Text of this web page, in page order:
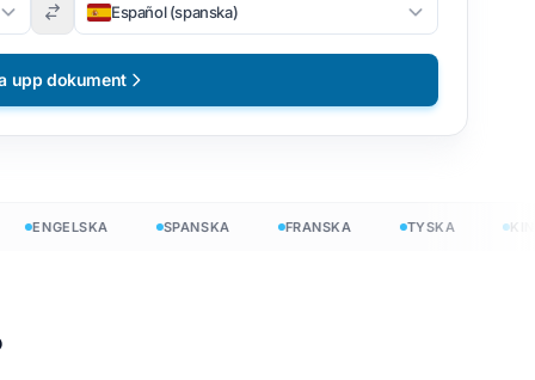
Español (spanska)
upp dokument
ENGELSKA SPANSKA FRANSKA TYSKA